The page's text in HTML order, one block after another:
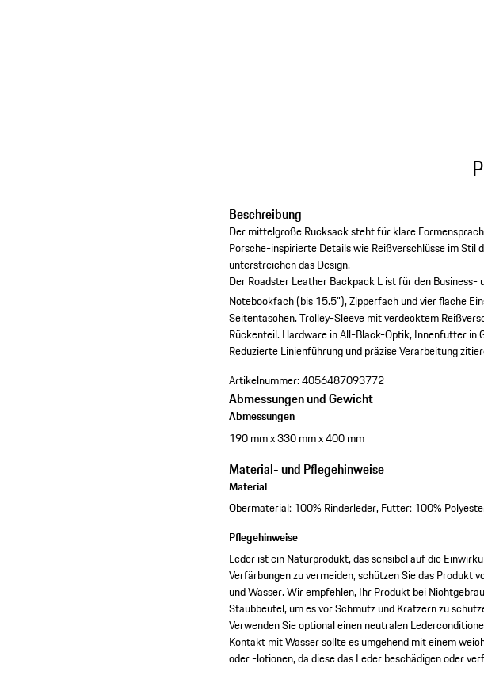
Beschreibung
Der mittelgroße Rucksack steht für klare
Porsche-inspirierte Details wie Reißverschlüsse im Stil
unterstreichen das Design.
Der Roadster Leather Backpack L ist für den Business-
Notebookfach (bis 15.5"), Zipperfach und vier flache
Seitentaschen.Trolley-Sleeve mit verdecktem
Rückenteil.Hardware in All-Black-Optik, Innenfutter in
Reduzierte Linienführung und präzise Verarbeitung
Artikelnummer:4056487093772
Abmessungen und Gewicht
Abmessungen
190 mm x 330 mm x 400 mm
Material- und Pflegehinweise
Material
Obermaterial: 100% Rinderleder, Futter: 100%
Pflegehinweise
Leder ist ein Naturprodukt, das sensibel auf die
Verfärbungen zu vermeiden, schützen Sie das Produkt
und Wasser. Wir empfehlen, Ihr Produkt bei
Staubbeutel, um es vor Schmutz und Kratzern zu
Verwenden Sie optional einen neutralen
Kontakt mit Wasser sollte es umgehend mit einem
oder -lotionen, da diese das Leder beschädigen oder